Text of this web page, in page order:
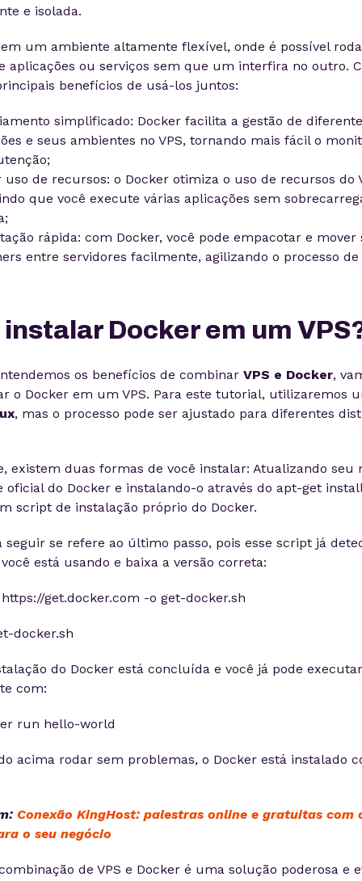
e isolada.
um ambiente altamente flexível, onde é possível
aplicações ou serviços sem que um interfira no outro.
benefícios de usá-los juntos:
simplificado: Docker facilita a gestão de
e seus ambientes no VPS, tornando mais fácil o
de recursos: o Docker otimiza o uso de recursos do
que você execute várias aplicações sem
rápida: com Docker, você pode empacotar e mover
entre servidores facilmente, agilizando o processo de
Docker em um
os benefícios de combinar VPS e Docker,
o Docker em um VPS. Para este tutorial, utilizaremos
, mas o processo pode ser ajustado para diferentes
existem duas formas de você instalar: Atualizando seu
oficial do Docker e instalando-o através do apt-get
script de instalação próprio do Docker.
seguir se refere ao último passo, pois esse script já
está usando e baixa a versão correta:
get.docker.com -o get-docker.sh
docker.sh
do Docker está concluída e você já pode
com:
run hello-world
acima rodar sem problemas, o Docker está instalado
Conexão KingHost: palestras online e gratuitas com
o seu negócio
de VPS e Docker é uma solução poderosa e